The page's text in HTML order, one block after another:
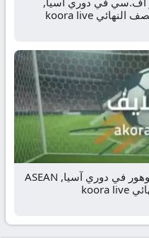
مشاهدة مباراة بوريرام يونايتد و جوهور في دوري آسيا, ASEAN